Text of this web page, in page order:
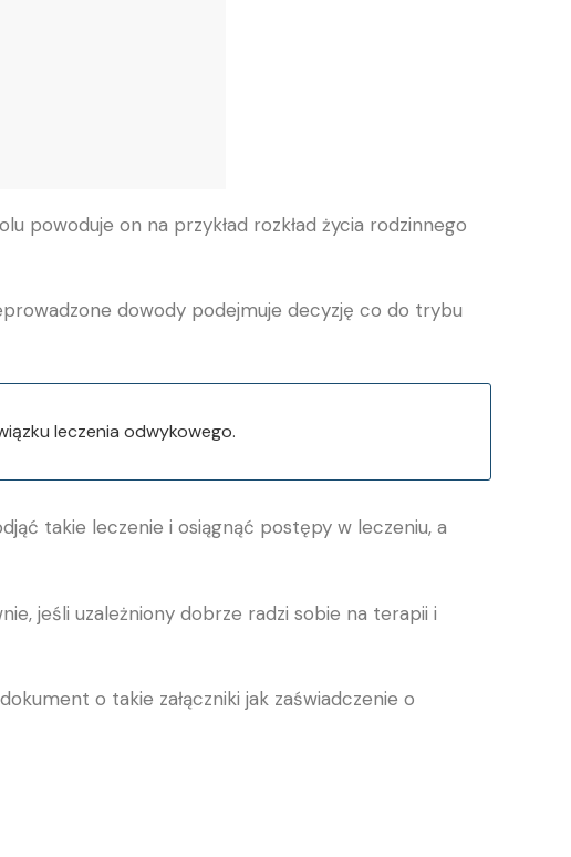
powoduje on na przykład rozkład życia rodzinnego
dowody podejmuje decyzję co do trybu
leczenia odwykowego.
takie leczenie i osiągnąć postępy w leczeniu, a
jeśli uzależniony dobrze radzi sobie na terapii i
o takie załączniki jak zaświadczenie o